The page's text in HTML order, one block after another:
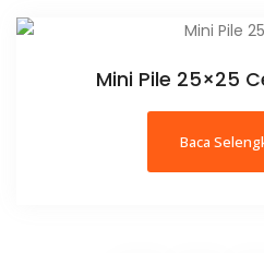
Mini Pile 25×25
Baca